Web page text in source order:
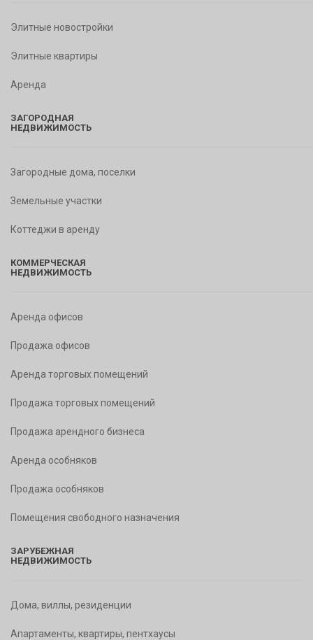
Элитные новостройки
Элитные квартиры
Аренда
ЗАГОРОДНАЯ
НЕДВИЖИМОСТЬ
Загородные дома, поселки
Земельные участки
Коттеджи в аренду
КОММЕРЧЕСКАЯ
НЕДВИЖИМОСТЬ
Аренда офисов
Продажа офисов
Аренда торговых помещений
Продажа торговых помещений
Продажа арендного бизнеса
Аренда особняков
Продажа особняков
Помещения свободного назначения
ЗАРУБЕЖНАЯ
НЕДВИЖИМОСТЬ
Дома, виллы, резиденции
Апартаменты, квартиры, пентхаусы